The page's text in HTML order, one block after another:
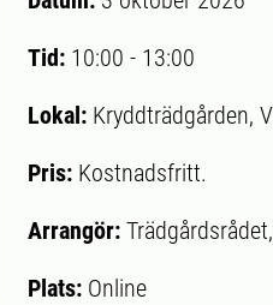
Tid: 10:00 - 13:00
Lokal: Kryddträdgården,
Pris: Kostnadsfritt.
Arrangör:
Plats: Online